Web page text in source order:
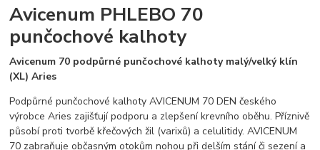
Avicenum PHLEBO 70
punčochové kalhoty
Avicenum 70 podpůrné punčochové kalhoty malý/velký klín
(XL) Aries
Podpůrné punčochové kalhoty AVICENUM 70 DEN českého
výrobce Aries zajišťují podporu a zlepšení krevního oběhu. Příznivě
působí proti tvorbě křečových žil (varixů) a celulitidy. AVICENUM
70 zabraňuje občasným otokům nohou při delším stání či sezení a